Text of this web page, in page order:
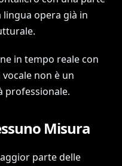
opera già in
in tempo reale con
non è un
professionale.
Misura
parte delle